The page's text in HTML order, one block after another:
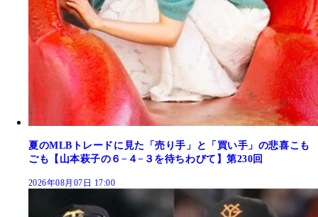
夏のMLBトレードに見た「売り手」と「買い手」の悲喜こも
ごも【山本萩子の６−４−３を待ちわびて】第230回
2026年08月07日 17:00